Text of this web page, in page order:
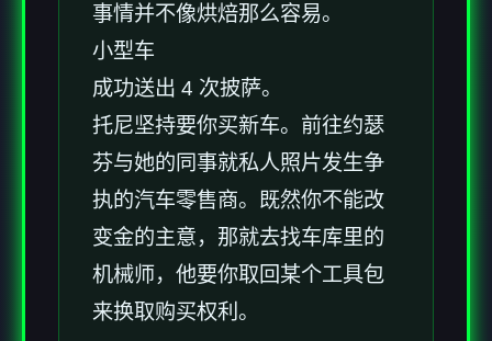
事情并不像烘焙那么容易。
小型车
成功送出 4 次披萨。
托尼坚持要你买新车。前往约瑟
芬与她的同事就私人照片发生争
执的汽车零售商。既然你不能改
变金的主意，那就去找车库里的
机械师，他要你取回某个工具包
来换取购买权利。